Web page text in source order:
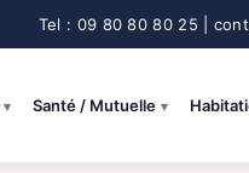
Santé / Mutuelle